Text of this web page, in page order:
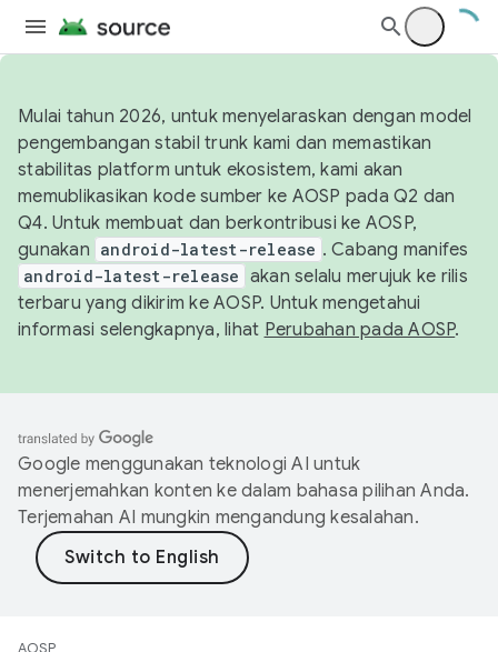
Mulai tahun 2026, untuk menyelaraskan dengan model
pengembangan stabil trunk kami dan memastikan
stabilitas platform untuk ekosistem, kami akan
memublikasikan kode sumber ke AOSP pada Q2 dan
Q4. Untuk membuat dan berkontribusi ke AOSP,
gunakan android-latest-release . Cabang manifes
android-latest-release akan selalu merujuk ke rilis
terbaru yang dikirim ke AOSP. Untuk mengetahui
informasi selengkapnya, lihat Perubahan pada AOSP.
Google menggunakan teknologi AI untuk
menerjemahkan konten ke dalam bahasa pilihan Anda.
Terjemahan AI mungkin mengandung kesalahan.
AOSP